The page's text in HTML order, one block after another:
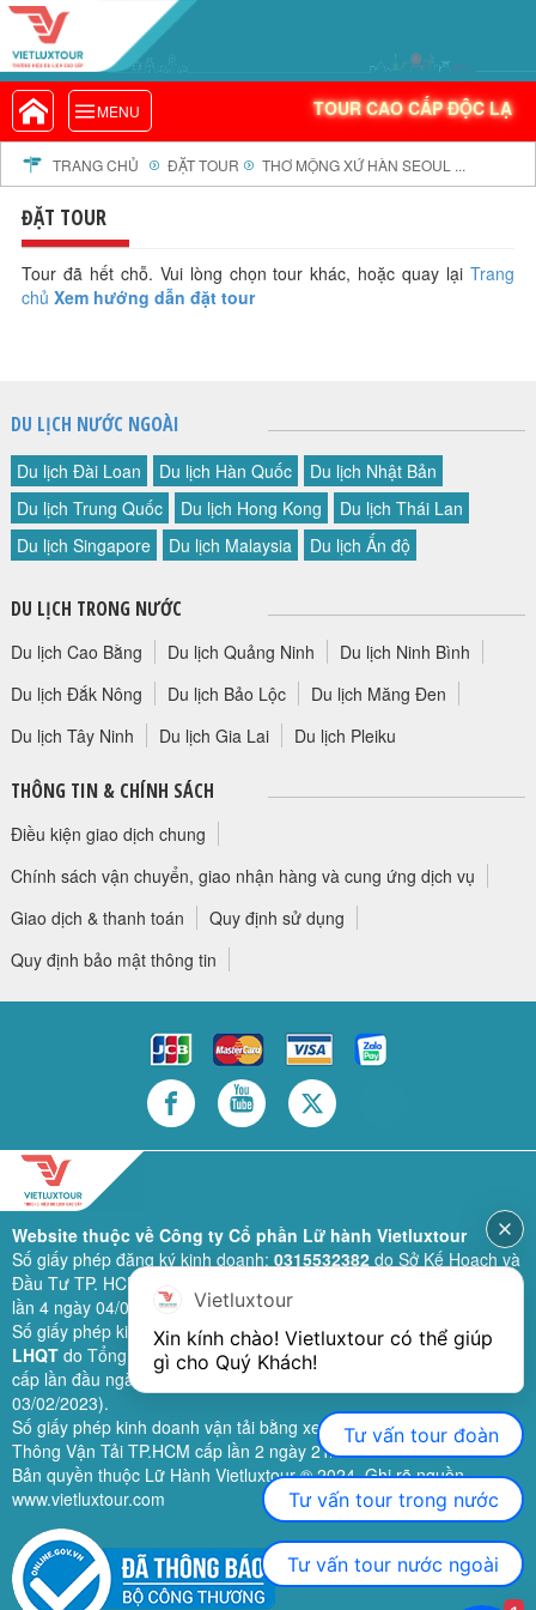
MENU TOUR CAO CẤP ĐỘC LẠ
VIETLUXTOUR.COM
TOUR CAO CẤP ĐỘC LẠ
TOUR TRONG NƯỚC
TOUR NƯỚC NGOÀI
TOUR KHỞI HÀNH TỪ HÀ NỘI
TOUR KHỞI HÀNH TỪ ĐÀ NẴNG
TOUR KHỞI HÀNH TỪ CẦN THƠ
TOUR ĐOÀN - M.I.C.E
GIỚI THIỆU
PROFILE EN
THƯ KHEN VIETLUXTOUR
HỘP THƯ GÓP Ý
PROFILE HƯỚNG DẪN VIÊN
TRANG CHỦ ĐẶT TOUR THƠ MỘNG XỨ HÀN SEOUL ...
ĐẶT TOUR
Tour đã hết chỗ. Vui lòng chọn tour khác, hoặc quay lạiTrang
chủ Xem hướng dẫn đặt tour
DU LỊCH NƯỚC NGOÀI
Du lịch Đài Loan Du lịch Hàn Quốc
Du lịch Nhật Bản
Du lịch Trung Quốc
Du lịch Hong Kong
Du lịch Thái Lan
Du lịch Singapore
Du lịch Malaysia Du lịch Ấn độ
DU LỊCH TRONG NƯỚC
Du lịch Cao Bằng Du lịch Quảng Ninh
Du lịch Ninh Bình
Du lịch Đắk Nông
Du lịch Bảo Lộc
Du lịch Măng Đen
Du lịch Tây Ninh
Du lịch Gia Lai Du lịch Pleiku
THÔNG TIN & CHÍNH SÁCH
Điều kiện giao dịch chung
Chính sách vận chuyển, giao nhận hàng và cung ứng dịch vụ
Giao dịch & thanh toán
Quy định sử dụng
Quy định bảo mật thông tin
Website thuộc về Công ty Cổ phần Lữ hành Vietluxtour
Số giấy phép đăng ký kinh doanh: 0315532382do Sở Kế Hoạch và
Đầu Tư TP. HCM cấp lần đầu ngày 28/02/2019 (sửa đổi bổ sung
lần 4 ngày 04/06/2024).
Số giấy phép kinh doanh lữ hành quốc tế:79-1111/2019/TCDL-GP
LHQTdo Tổng Cục Du Lịch (nay là Cục Du lịch quốc gia Việt Nam)
cấp lần đầu ngày 26/09/2019 (sửa đổi, bổ sung lần 3 ngày
03/02/2023).
Số giấy phép kinh doanh vận tải bằng xe ô tô:11924do Sở Giao
Thông Vận Tải TP.HCM cấp lần 2 ngày 21/02/2023.
Bản quyền thuộc Lữ Hành Vietluxtour ® 2024. Ghi rõ nguồn
www.vietluxtour.com
Vietluxtour
Xin kính chào! Vietluxtour có thể giúp
gì cho Quý Khách!
Tư vấn tour đoàn
Tư vấn tour trong nước
Tư vấn tour nước ngoài